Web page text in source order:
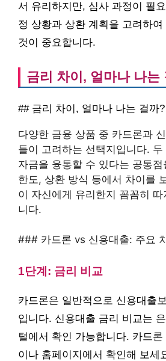
서 유리하지만, 심사 과정이 필
정 상황과 상환 계획을 고려하
것이 중요합니다.
금리 차이, 얼마나 나는
## 금리 차이, 얼마나 나는 걸까?
다양한 금융 상품 중 카드론과
들이 고려하는 선택지입니다.
자금을 융통할 수 있다는 공통
한도, 상환 방식 등에서 차이를
이 자신에게 유리한지 꼼꼼히
니다.
### 카드론 vs 신용대출: 주요
1단계: 금리 비교
카드론은 일반적으로 신용대출
입니다. 신용대출 금리 비교는
털에서 확인 가능합니다. 카드
이나 홈페이지에서 확인해 보세